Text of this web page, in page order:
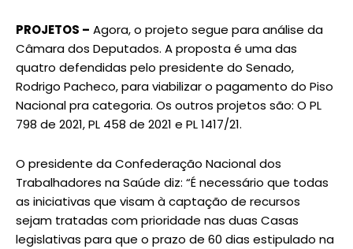
PROJETOS – Agora, o projeto segue para análise da
Câmara dos Deputados. A proposta é uma das
quatro defendidas pelo presidente do Senado,
Rodrigo Pacheco, para viabilizar o pagamento do Piso
Nacional pra categoria. Os outros projetos são: O PL
798 de 2021, PL 458 de 2021 e PL 1417/21.
O presidente da Confederação Nacional dos
Trabalhadores na Saúde diz: “É necessário que todas
as iniciativas que visam à captação de recursos
sejam tratadas com prioridade nas duas Casas
legislativas para que o prazo de 60 dias estipulado na